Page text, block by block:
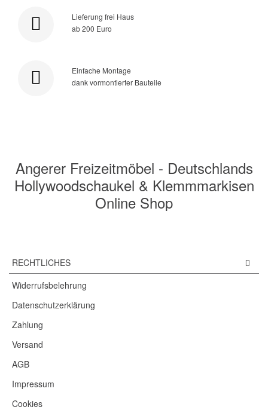
Lieferung frei Haus
ab 200 Euro
Einfache Montage
dank vormontierter Bauteile
Angerer Freizeitmöbel - Deutschlands
Hollywoodschaukel & Klemmmarkisen
Online Shop
RECHTLICHES
Widerrufsbelehrung
Datenschutzerklärung
Zahlung
Versand
AGB
Impressum
Cookies